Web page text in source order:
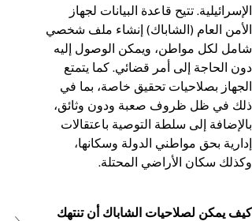
الإسرائيلية. تتيح قاعدة البيانات لجهاز
الأمن العام (الشاباك) إنشاء ملف شخصي
شامل لكل مواطن، ويمكن الوصول إليه
دون الحاجة إلى أمر قضائي. كما يتمتع
الجهاز بصلاحيات تحقيق خاصة، بما في
ذلك في ظل ظروف صعبة ودون وثائق،
بالإضافة إلى سلطة التوصية باعتقالات
إدارية بحق مواطني الدولة وسكانها،
وكذلك سكان الأراضي المحتلة.
كيف يمكن لصلاحيات الشاباك أن تنتهك